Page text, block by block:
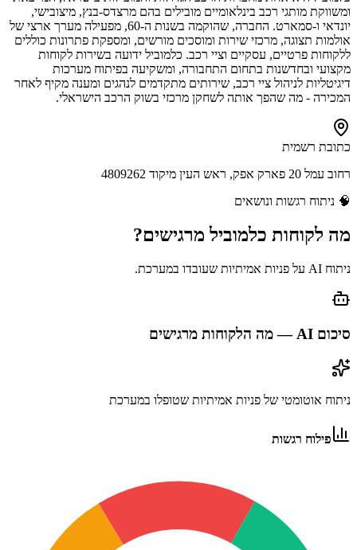
ומשווקת מותגי רכב בינלאומיים מובילים בהם מרצדס-בנץ, מיצובישי,
יונדאי ו-סמארט. החברה, שהוקמה בשנות ה-60, מפעילה מערך ארצי של
אולמות תצוגה, מרכזי שירות ומוסכים מורשים, ומספקת פתרונות כוללים
ללקוחות פרטיים, עסקיים וציי רכב. כלמוביל ידועה בשירות לקוחות
מקצועי ובחדשנות בתחום התחבורה, ומשקיעה בפיתוח מערכות
דיגיטליות לניהול ציי רכב, שירותים מתקדמים לנהגים ומענה מקיף לאחר
המכירה - מה שהפך אותה לשחקן מרכזי בשוק הרכב הישראלי.
כתובת רשמית
רחוב עמל 20 פארק אפק, ראש העין מיקוד 4809262
🧠 ניתוח רגשות ונושאים
מה לקוחות כלמוביל מרגישים?
ניתוח AI על פניות אמיתיות שעובדו במערכת.
סיכום AI — מה הלקוחות מרגישים
ניתוח אוטומטי של פניות אמיתיות שטופלו במערכת
פילוח רגשות